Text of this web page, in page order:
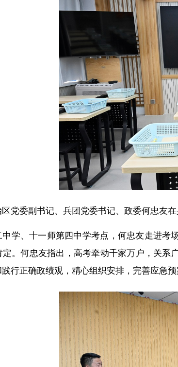
区党委副书记、兵团党委书记、政委何忠友
中学、十一师第四中学考点，何忠友走进考
。何忠友指出，高考牵动千家万户，关
行正确政绩观，精心组织安排，完善应急